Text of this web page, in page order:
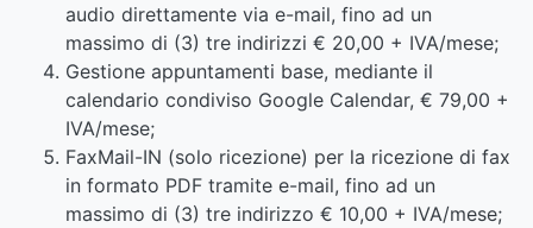
audio direttamente via e-mail, fino ad un
massimo di (3) tre indirizzi € 20,00 + IVA/mese;
Gestione appuntamenti base, mediante il
calendario condiviso Google Calendar, € 79,00 +
IVA/mese;
FaxMail-IN (solo ricezione) per la ricezione di fax
in formato PDF tramite e-mail, fino ad un
massimo di (3) tre indirizzo € 10,00 + IVA/mese;